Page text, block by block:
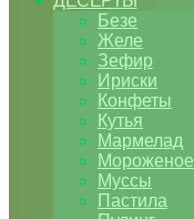
Безе
Желе
Зефир
Ириски
Конфеты
Кутья
Мармелад
Мороженое
Муссы
Пастила